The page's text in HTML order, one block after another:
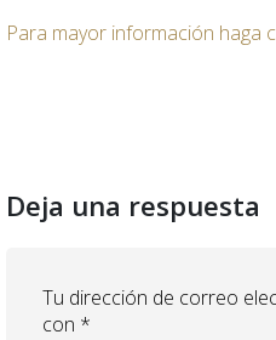
Para mayor información haga
Deja una respuesta
Tu dirección de correo
con *